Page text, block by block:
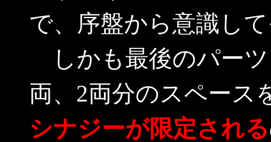
で、序盤から意識し
しかも最後のパー
両、2両分のスペース
シナジーが限定される